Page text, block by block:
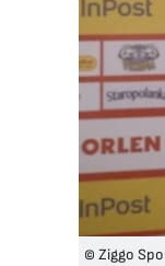
© Ziggo